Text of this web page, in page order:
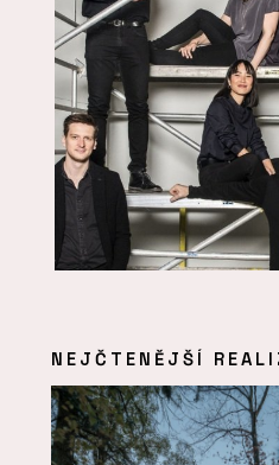
NEJČTENĚJŠÍ